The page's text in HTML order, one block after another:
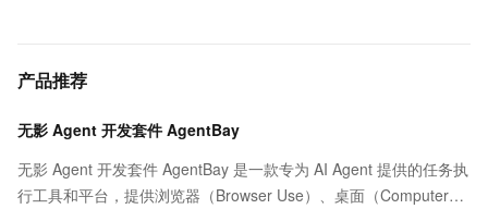
产品推荐
无影 Agent 开发套件 AgentBay
无影 Agent 开发套件 AgentBay 是一款专为 AI Agent 提供的任务执
行工具和平台，提供浏览器（Browser Use）、桌面（Computer